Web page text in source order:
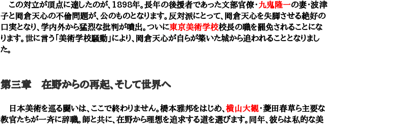
この対立が頂点に達したのが、1898年。長年の後援者であった文部官僚・九鬼隆一の妻・波津
子と岡倉天心の不倫問題が、公のものとなります。反対派にとって、岡倉天心を失脚させる絶好の
口実となり、学内外から猛烈な批判が噴出。ついに東京美術学校校長の職を罷免されることにな
ります。世に言う「美術学校騒動」により、岡倉天心が自らが築いた城から追われることとなりまし
た。
第三章 在野からの再起、そして世界へ
日本美術を巡る闘いは、ここで終わりません。橋本雅邦をはじめ、横山大観・菱田春草ら主要な
教官たちが一斉に辞職。師と共に、在野から理想を追求する道を選びます。同年、彼らは私的な美